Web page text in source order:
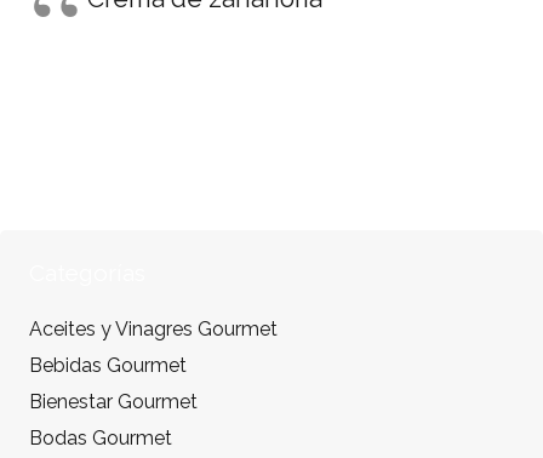
Aceites y Vinagres Gourmet
Bebidas Gourmet
Bienestar Gourmet
Bodas Gourmet